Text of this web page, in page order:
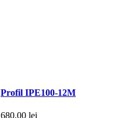
Profil IPE100-12M
680,00 lei